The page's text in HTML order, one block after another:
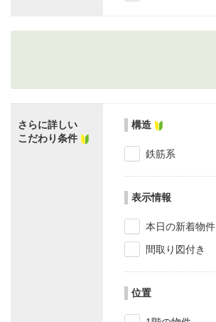
さらに詳しい
こだわり条件
構造
鉄筋系
表示情報
本日の新着物件
間取り図付き
位置